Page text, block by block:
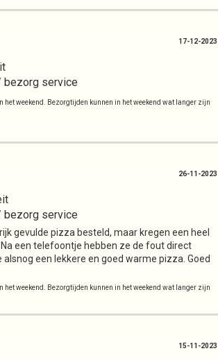
bezorg service
het weekend. Bezorgtijden kunnen in het weekend wat langer zijn
17-12-2023
bezorg service
gevulde pizza besteld, maar kregen een heel
een telefoontje hebben ze de fout direct
alsnog een lekkere en goed warme pizza. Goed
het weekend. Bezorgtijden kunnen in het weekend wat langer zijn
26-11-2023
15-11-2023